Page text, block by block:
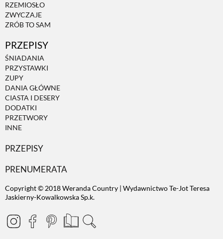
RZEMIOSŁO
ZWYCZAJE
ZRÓB TO SAM
PRZEPISY
ŚNIADANIA
PRZYSTAWKI
ZUPY
DANIA GŁÓWNE
CIASTA I DESERY
DODATKI
PRZETWORY
INNE
PRZEPISY
PRENUMERATA
Copyright © 2018 Weranda Country | Wydawnictwo Te-Jot Teresa
Jaskierny-Kowalkowska Sp.k.